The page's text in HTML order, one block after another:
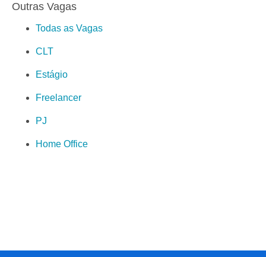
Outras Vagas
Todas as Vagas
CLT
Estágio
Freelancer
PJ
Home Office